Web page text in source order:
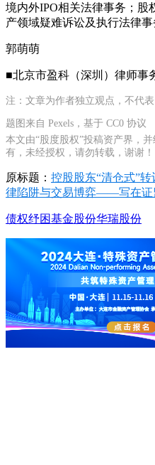
境内外IPO相关法律事务；股
产领域疑难诉讼及执行法律事
郭萌萌
■北京市盈科（深圳）律师事
注：文章为作者独立观点，不代表
题图来自 Pexels，基于 CC0 协议
本文由“股度股权”投稿资产界，
有，未经授权，请勿转载，谢谢！
原标题： 控股股东“清仓式”
律陷阱与交易博弈——写在证
债权纾困基金股份华瑞股份